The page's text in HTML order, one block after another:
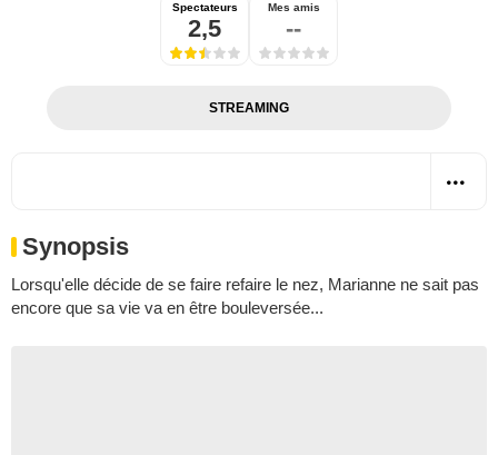
Spectateurs
2,5
Mes amis
--
STREAMING
Synopsis
Lorsqu'elle décide de se faire refaire le nez, Marianne ne sait pas
encore que sa vie va en être bouleversée...